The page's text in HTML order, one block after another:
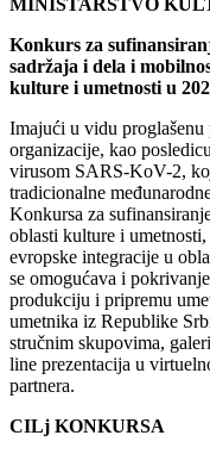
Konkurs za
sadržaja i dela i
kulture i umetnosti u
Imajući u vidu proglašenu
organizacije, kao
virusom SARS-KoV-2,
tradicionalne
Konkursa za
oblasti kulture i
evropske integracije u
se omogućava i
produkciju i pripremu
umetnika iz Republike
stručnim skupovima,
line prezentacija u
partnera.
CILj KONKURSA